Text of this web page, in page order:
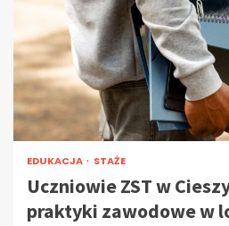
EDUKACJA STAŻE
Uczniowie ZST w
praktyki zawodowe w